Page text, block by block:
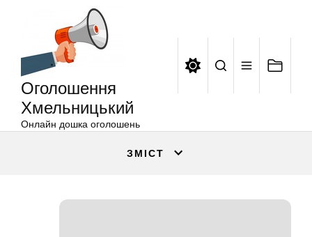
Оголошення
Хмельницький
Онлайн дошка оголошень
ЗМІСТ